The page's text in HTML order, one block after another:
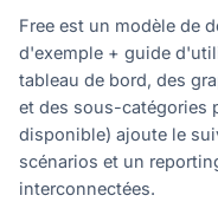
Free est un modèle de
d'exemple + guide
tableau de bord, des
et des sous-catégories
disponible) ajoute le
scénarios et un
interconnectées.